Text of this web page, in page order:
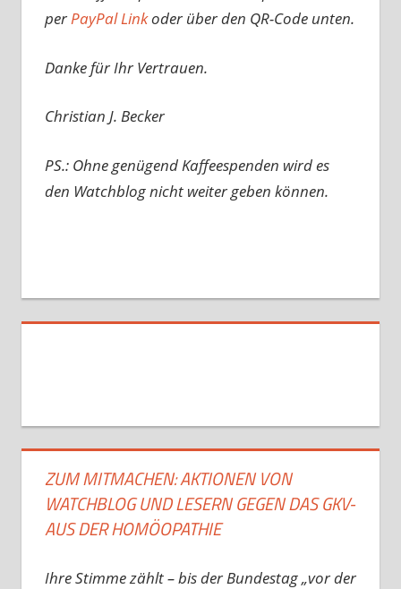
perPayPal Linkoder über den QR-Code unten.
Danke für Ihr Vertrauen.
Christian J. Becker
PS.: Ohne genügend Kaffeespenden wird es
den Watchblog nicht weiter geben können.
ZUM MITMACHEN: AKTIONEN VON
WATCHBLOG UND LESERN GEGEN DAS GKV-
AUS DER HOMÖOPATHIE
Ihre Stimme zählt – bis der Bundestag „vor der